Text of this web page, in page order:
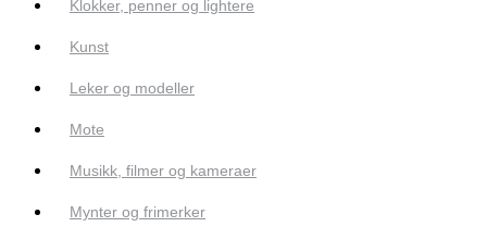
Klokker, penner og lightere
Kunst
Leker og modeller
Mote
Musikk, filmer og kameraer
Mynter og frimerker